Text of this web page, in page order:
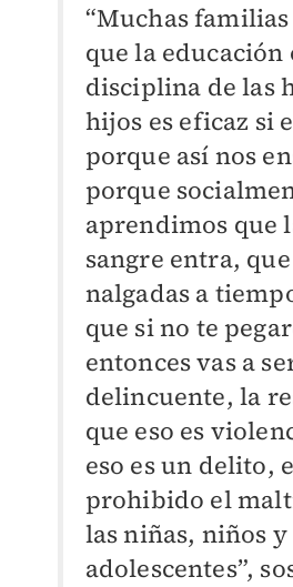
“Muchas
que la educación
disciplina de las
hijos es eficaz si
porque así nos
porque
aprendimos que
sangre entra,
nalgadas a
que si no te
entonces vas a
delincuente, la
que eso es
eso es un delito,
prohibido el
las niñas, niños y
adolescentes”,